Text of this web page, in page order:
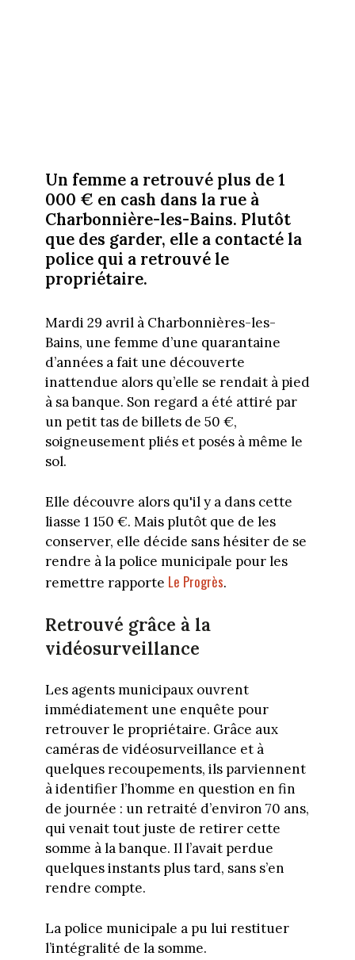
Un femme a retrouvé plus de 1
000 € en cash dans la rue à
Charbonnière-les-Bains. Plutôt
que des garder, elle a contacté la
police qui a retrouvé le
propriétaire.
Mardi 29 avril à Charbonnières-les-
Bains, une femme d’une quarantaine
d’années a fait une découverte
inattendue alors qu’elle se rendait à pied
à sa banque. Son regard a été attiré par
un petit tas de billets de 50 €,
soigneusement pliés et posés à même le
sol.
Elle découvre alors qu'il y a dans cette
liasse 1 150 €. Mais plutôt que de les
conserver, elle décide sans hésiter de se
rendre à la police municipale pour les
remettre rapporte Le Progrès.
Retrouvé grâce à la
vidéosurveillance
Les agents municipaux ouvrent
immédiatement une enquête pour
retrouver le propriétaire. Grâce aux
caméras de vidéosurveillance et à
quelques recoupements, ils parviennent
à identifier l’homme en question en fin
de journée : un retraité d’environ 70 ans,
qui venait tout juste de retirer cette
somme à la banque. Il l’avait perdue
quelques instants plus tard, sans s’en
rendre compte.
La police municipale a pu lui restituer
l’intégralité de la somme.